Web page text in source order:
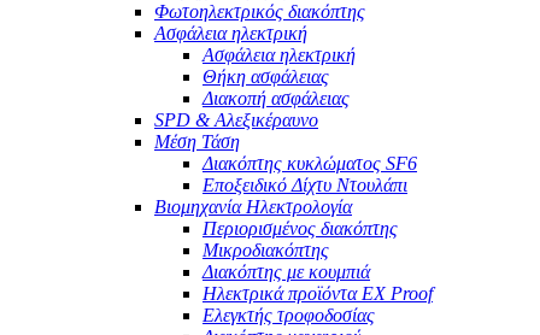
Φωτοηλεκτρικός διακόπτης
Ασφάλεια ηλεκτρική
Ασφάλεια ηλεκτρική
Θήκη ασφάλειας
Διακοπή ασφάλειας
SPD & Αλεξικέραυνο
Μέση Τάση
Διακόπτης κυκλώματος SF6
Εποξειδικό Δίχτυ Ντουλάπι
Βιομηχανία Ηλεκτρολογία
Περιορισμένος διακόπτης
Μικροδιακόπτης
Διακόπτης με κουμπιά
Ηλεκτρικά προϊόντα EX Proof
Ελεγκτής τροφοδοσίας